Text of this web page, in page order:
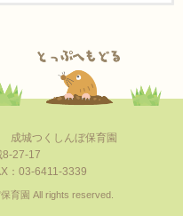
城つくしんぼ保育園
8-27-17
：03-6411-3339
育園 All rights reserved.